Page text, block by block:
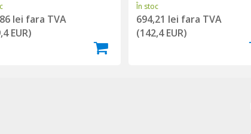
lei fara TVA
EUR)
În stoc
694,21 lei fara TVA
(142,4 EUR)